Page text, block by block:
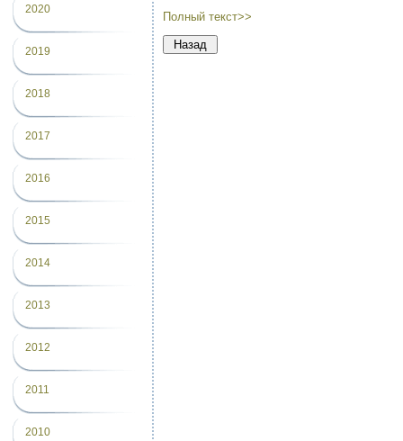
2020
2019
2018
2017
2016
2015
2014
2013
2012
2011
2010
Полный текст>>